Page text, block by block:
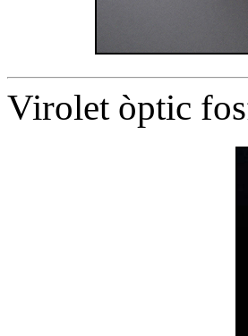
Virolet òptic